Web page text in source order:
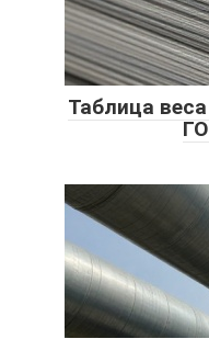
Таблица